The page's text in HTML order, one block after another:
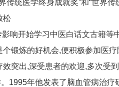
传统医学终身成就奖”和“世界
松
响开始学习中医白话文古籍
锻炼的好机会,便积极参加医
突出,深受患者的欢迎,多次受
1995年他发表了脑血管病治